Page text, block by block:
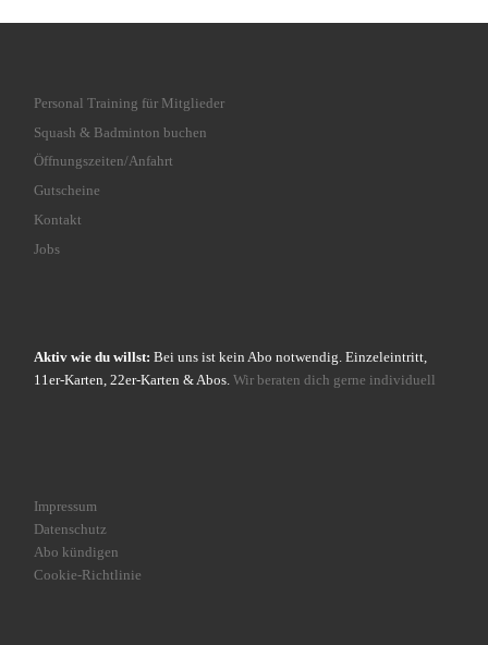
Personal Training für Mitglieder
Squash & Badminton buchen
Öffnungszeiten/Anfahrt
Gutscheine
Kontakt
Jobs
Aktiv wie du willst: Bei uns ist kein Abo notwendig. Einzeleintritt,
11er-Karten, 22er-Karten & Abos. Wir beraten dich gerne individuell
Impressum
Datenschutz
Abo kündigen
Cookie-Richtlinie